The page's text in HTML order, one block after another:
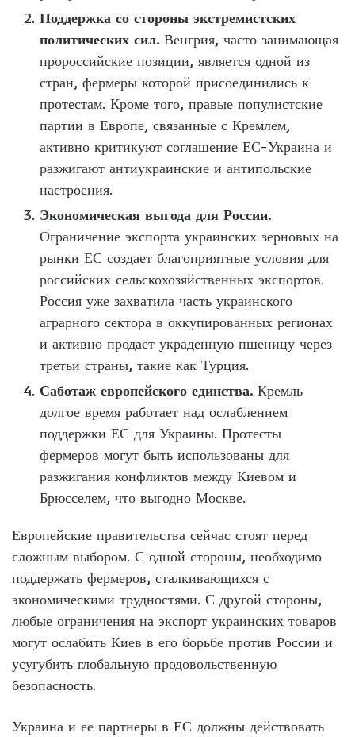
Поддержка со стороны экстремистских
политических сил. Венгрия, часто занимающая
пророссийские позиции, является одной из
стран, фермеры которой присоединились к
протестам. Кроме того, правые популистские
партии в Европе, связанные с Кремлем,
активно критикуют соглашение ЕС-Украина и
разжигают антиукраинские и антипольские
настроения.
Экономическая выгода для России.
Ограничение экспорта украинских зерновых на
рынки ЕС создает благоприятные условия для
российских сельскохозяйственных экспортов.
Россия уже захватила часть украинского
аграрного сектора в оккупированных регионах
и активно продает украденную пшеницу через
третьи страны, такие как Турция.
Саботаж европейского единства. Кремль
долгое время работает над ослаблением
поддержки ЕС для Украины. Протесты
фермеров могут быть использованы для
разжигания конфликтов между Киевом и
Брюсселем, что выгодно Москве.
Европейские правительства сейчас стоят перед
сложным выбором. С одной стороны, необходимо
поддержать фермеров, сталкивающихся с
экономическими трудностями. С другой стороны,
любые ограничения на экспорт украинских товаров
могут ослабить Киев в его борьбе против России и
усугубить глобальную продовольственную
безопасность.
Украина и ее партнеры в ЕС должны действовать